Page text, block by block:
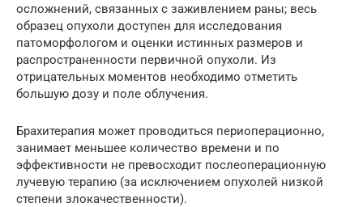
осложнений, связанных с заживлением раны; весь
образец опухоли доступен для исследования
патоморфологом и оценки истинных размеров и
распространенности первичной опухоли. Из
отрицательных моментов необходимо отметить
большую дозу и поле облучения.
Брахитерапия может проводиться периоперационно,
занимает меньшее количество времени и по
эффективности не превосходит послеоперационную
лучевую терапию (за исключением опухолей низкой
степени злокачественности).